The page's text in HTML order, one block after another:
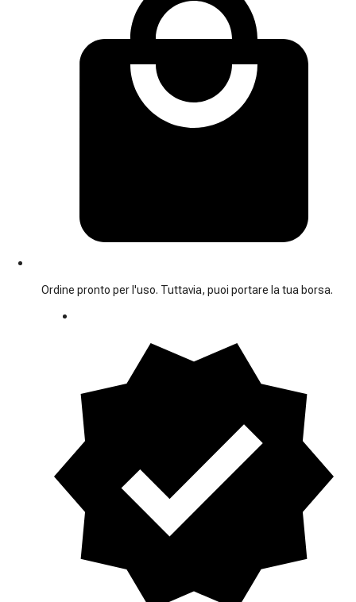
Ordine pronto per l'uso. Tuttavia, puoi portare la tua borsa.